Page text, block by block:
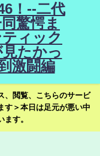
！--二代
驚愕ま
ィック
たかっ
激闘編
、閲覧、こちらのサービ
す＞本日は足元が悪い中
ます。